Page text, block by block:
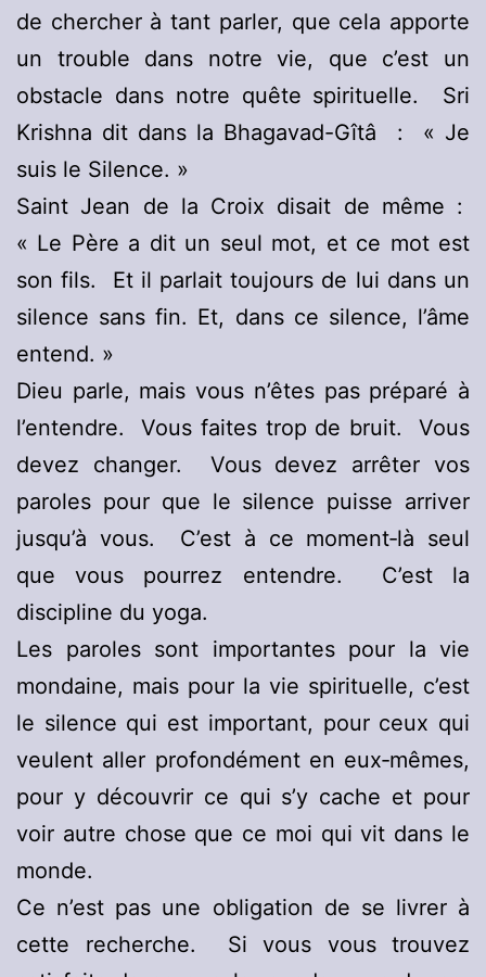
de chercher à tant parler, que cela apporte
un trouble dans notre vie, que c’est un
obstacle dans notre quête spirituelle. Sri
Krishna dit dans la Bhagavad-Gîtâ : « Je
suis le Silence. »
Saint Jean de la Croix disait de même :
« Le Père a dit un seul mot, et ce mot est
son fils. Et il parlait toujours de lui dans un
silence sans fin. Et, dans ce silence, l’âme
entend. »
Dieu parle, mais vous n’êtes pas préparé à
l’entendre. Vous faites trop de bruit. Vous
devez changer. Vous devez arrêter vos
paroles pour que le silence puisse arriver
jusqu’à vous. C’est à ce moment‑là seul
que vous pourrez entendre. C’est la
discipline du yoga.
Les paroles sont importantes pour la vie
mondaine, mais pour la vie spirituelle, c’est
le silence qui est important, pour ceux qui
veulent aller profondément en eux‑mêmes,
pour y découvrir ce qui s’y cache et pour
voir autre chose que ce moi qui vit dans le
monde.
Ce n’est pas une obligation de se livrer à
cette recherche. Si vous vous trouvez